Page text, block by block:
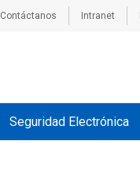
Contáctanos Intranet
Seguridad Electrónica